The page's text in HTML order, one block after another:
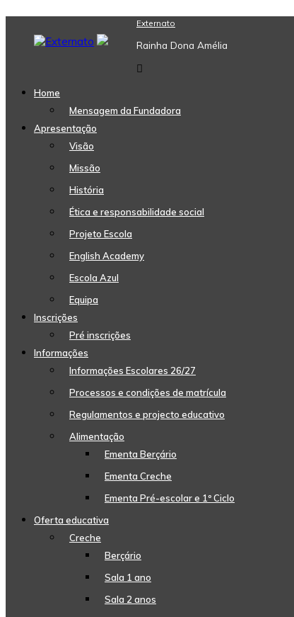
content
Externato
Rainha Dona Amélia
Home
Mensagem da Fundadora
Apresentação
Visão
Missão
História
Ética e responsabilidade social
Projeto Escola
English Academy
Escola Azul
Equipa
Inscrições
Pré inscrições
Informações
Informações Escolares 26/27
Processos e condições de matrícula
Regulamentos e projecto educativo
Alimentação
Ementa Berçário
Ementa Creche
Ementa Pré-escolar e 1º Ciclo
Oferta educativa
Creche
Berçário
Sala 1 ano
Sala 2 anos